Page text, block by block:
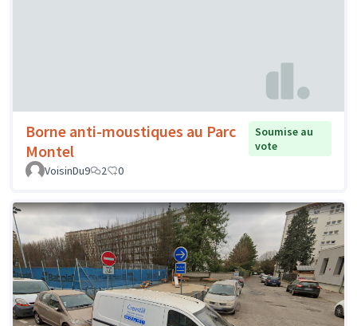
Borne anti-moustiques au Parc
Montel
Soumise au
vote
VoisinDu9
2 0